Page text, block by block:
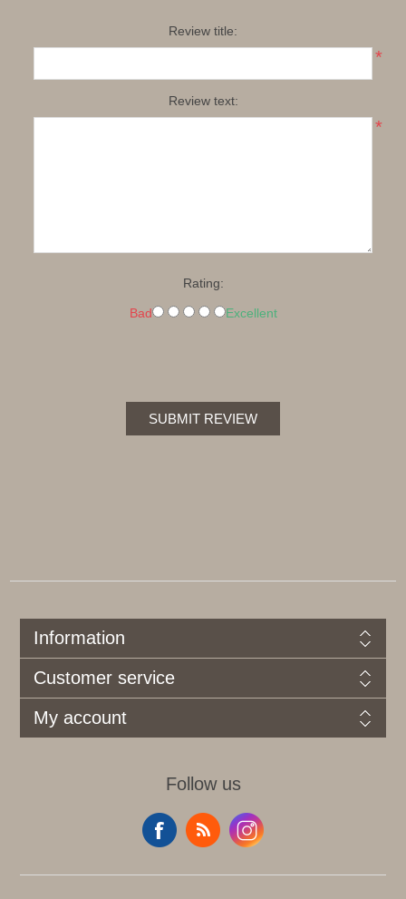
Review title:
*
Review text:
*
Rating:
Bad Excellent
SUBMIT REVIEW
Information
Customer service
My account
Follow us